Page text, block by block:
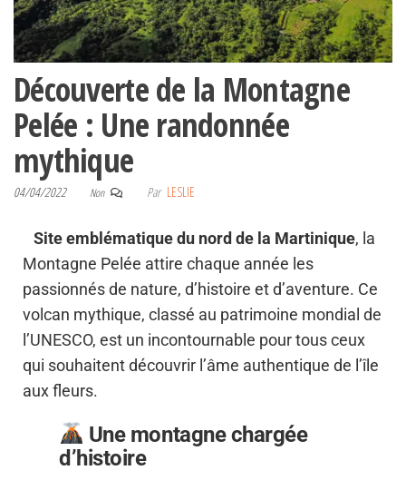
Découverte de la Montagne
Pelée : Une randonnée
mythique
04/04/2022 Non Par LESLIE
Site emblématique du nord de la Martinique, la
Montagne Pelée attire chaque année les
passionnés de nature, d’histoire et d’aventure. Ce
volcan mythique, classé au patrimoine mondial de
l’UNESCO, est un incontournable pour tous ceux
qui souhaitent découvrir l’âme authentique de l’île
aux fleurs.
Une montagne chargée
d’histoire